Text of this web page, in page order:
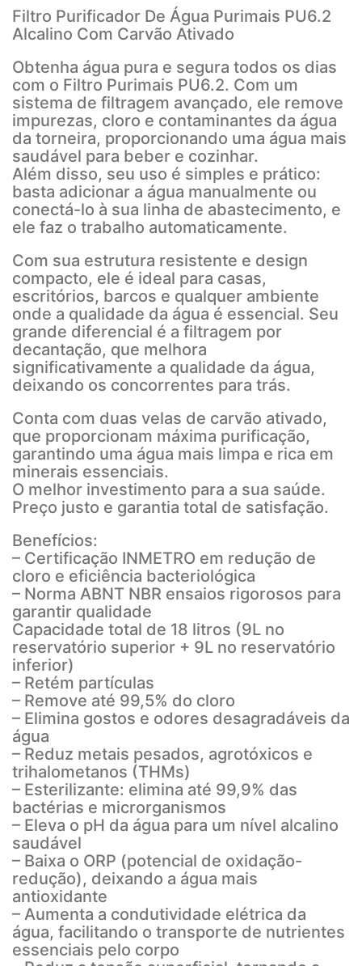
Filtro Purificador De Água Purimais PU6.2
Alcalino Com Carvão Ativado
Obtenha água pura e segura todos os dias
com o Filtro Purimais PU6.2. Com um
sistema de filtragem avançado, ele remove
impurezas, cloro e contaminantes da água
da torneira, proporcionando uma água mais
saudável para beber e cozinhar.
Além disso, seu uso é simples e prático:
basta adicionar a água manualmente ou
conectá-lo à sua linha de abastecimento, e
ele faz o trabalho automaticamente.
Com sua estrutura resistente e design
compacto, ele é ideal para casas,
escritórios, barcos e qualquer ambiente
onde a qualidade da água é essencial. Seu
grande diferencial é a filtragem por
decantação, que melhora
significativamente a qualidade da água,
deixando os concorrentes para trás.
Conta com duas velas de carvão ativado,
que proporcionam máxima purificação,
garantindo uma água mais limpa e rica em
minerais essenciais.
O melhor investimento para a sua saúde.
Preço justo e garantia total de satisfação.
Benefícios:
– Certificação INMETRO em redução de
cloro e eficiência bacteriológica
– Norma ABNT NBR ensaios rigorosos para
garantir qualidade
Capacidade total de 18 litros (9L no
reservatório superior + 9L no reservatório
inferior)
– Retém partículas
– Remove até 99,5% do cloro
– Elimina gostos e odores desagradáveis da
água
– Reduz metais pesados, agrotóxicos e
trihalometanos (THMs)
– Esterilizante: elimina até 99,9% das
bactérias e microrganismos
– Eleva o pH da água para um nível alcalino
saudável
– Baixa o ORP (potencial de oxidação-
redução), deixando a água mais
antioxidante
– Aumenta a condutividade elétrica da
água, facilitando o transporte de nutrientes
essenciais pelo corpo